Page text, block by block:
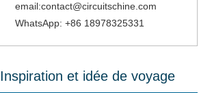
email:contact@circuitschine.com
WhatsApp: +86 18978325331
Inspiration et idée de voyage